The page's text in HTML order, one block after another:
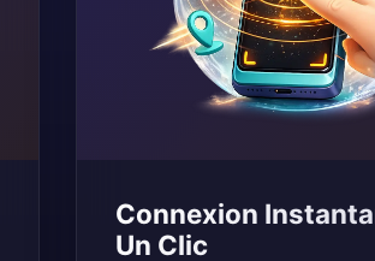
Connexion
Un Clic